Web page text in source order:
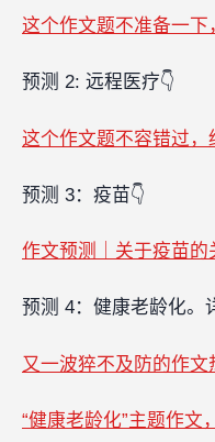
这个作文题不准备一
预测 2: 远程医疗👇
这个作文题不容错过，
预测 3：疫苗👇
作文预测｜关于疫苗的
预测 4：健康老龄化。
又一波猝不及防的作文
“健康老龄化”主题作文